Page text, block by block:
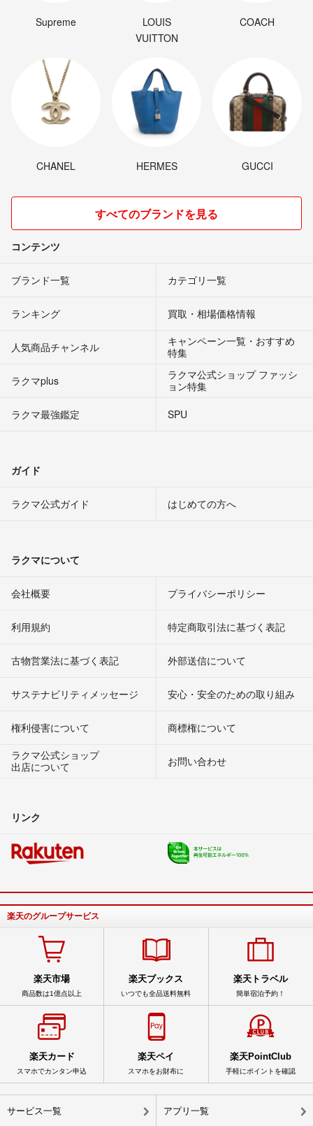
Supreme
LOUIS
VUITTON
COACH
CHANEL HERMES GUCCI
すべてのブランドを見る
コンテンツ
ブランド一覧 カテゴリ一覧
ランキング 買取・相場価格情報
人気商品チャンネル
キャンペーン一覧・おすすめ
特集
ラクマplus
ラクマ公式ショップ ファッシ
ョン特集
ラクマ最強鑑定
SPU
ガイド
ラクマ公式ガイド はじめての方へ
ラクマについて
会社概要 プライバシーポリシー
利用規約 特定商取引法に基づく表記
古物営業法に基づく表記 外部送信について
サステナビリティメッセージ 安心・安全のための取り組み
権利侵害について
商標権について
ラクマ公式ショップ
出店について
お問い合わせ
リンク
楽天のグループサービス
楽天市場
商品数は1億点以上
楽天ブックス
いつでも全品送料無料
楽天トラベル
簡単宿泊予約！
楽天カード
スマホでカンタン申込
楽天ペイ
スマホをお財布に
楽天PointClub
手軽にポイントを確認
サービス一覧 アプリ一覧